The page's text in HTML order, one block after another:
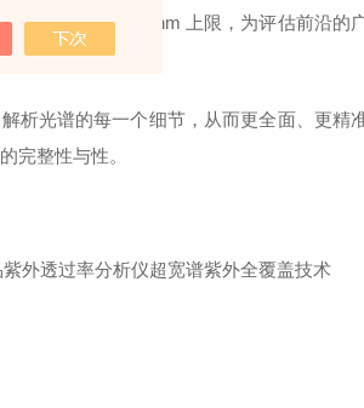
标准所要求的 400nm 上限，为评估前沿的
析光谱的每一个细节，从而更全面、更精
完整性与性。